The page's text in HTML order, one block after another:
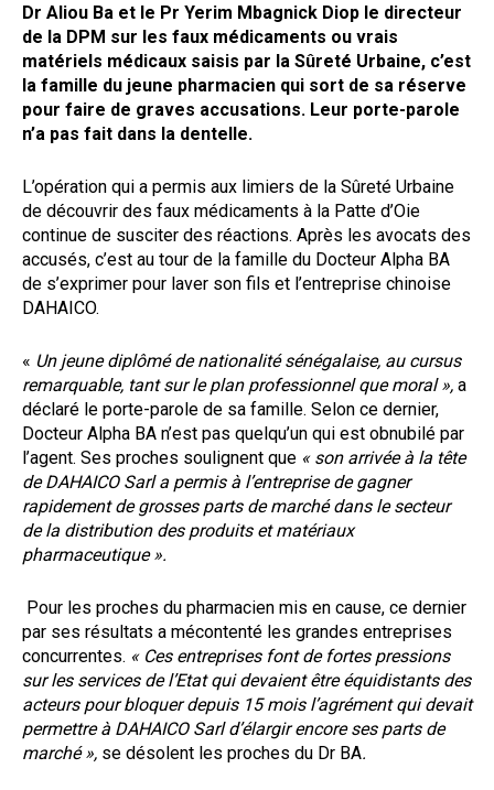
Dr Aliou Ba et le Pr Yerim Mbagnick Diop le directeur
de la DPM sur les faux médicaments ou vrais
matériels médicaux saisis par la Sûreté Urbaine, c’est
la famille du jeune pharmacien qui sort de sa réserve
pour faire de graves accusations. Leur porte-parole
n’a pas fait dans la dentelle.
L’opération qui a permis aux limiers de la Sûreté Urbaine
de découvrir des faux médicaments à la Patte d’Oie
continue de susciter des réactions. Après les avocats des
accusés, c’est au tour de la famille du Docteur Alpha BA
de s’exprimer pour laver son fils et l’entreprise chinoise
DAHAICO.
« Un jeune diplômé de nationalité sénégalaise, au cursus
remarquable, tant sur le plan professionnel que moral », a
déclaré le porte-parole de sa famille. Selon ce dernier,
Docteur Alpha BA n’est pas quelqu’un qui est obnubilé par
l’agent. Ses proches soulignent que « son arrivée à la tête
de DAHAICO Sarl a permis à l’entreprise de gagner
rapidement de grosses parts de marché dans le secteur
de la distribution des produits et matériaux
pharmaceutique ».
Pour les proches du pharmacien mis en cause, ce dernier
par ses résultats a mécontenté les grandes entreprises
concurrentes. « Ces entreprises font de fortes pressions
sur les services de l’Etat qui devaient être équidistants des
acteurs pour bloquer depuis 15 mois l’agrément qui devait
permettre à DAHAICO Sarl d’élargir encore ses parts de
marché », se désolent les proches du Dr BA.